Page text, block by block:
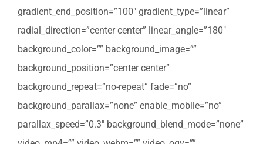
gradient_end_position=”100″ gradient_type=”linear”
radial_direction=”center center” linear_angle=”180″
background_color=”” background_image=””
background_position=”center center”
background_repeat=”no-repeat” fade=”no”
background_parallax=”none” enable_mobile=”no”
parallax_speed=”0.3″ background_blend_mode=”none”